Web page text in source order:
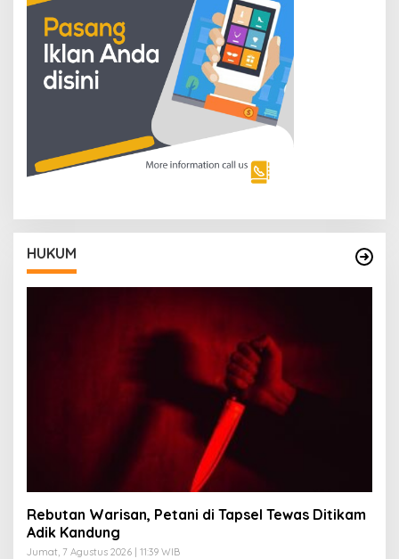
HUKUM
Rebutan Warisan, Petani di Tapsel Tewas Ditikam
Adik Kandung
Jumat, 7 Agustus 2026 | 11:39 WIB